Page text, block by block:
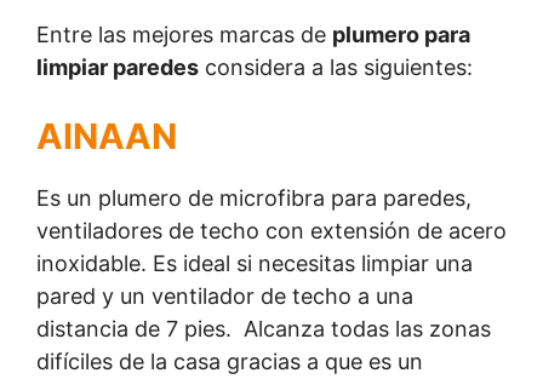
Entre las mejores marcas de plumero para
limpiar paredes considera a las siguientes:
AINAAN
Es un plumero de microfibra para paredes,
ventiladores de techo con extensión de acero
inoxidable. Es ideal si necesitas limpiar una
pared y un ventilador de techo a una
distancia de 7 pies. Alcanza todas las zonas
difíciles de la casa gracias a que es un